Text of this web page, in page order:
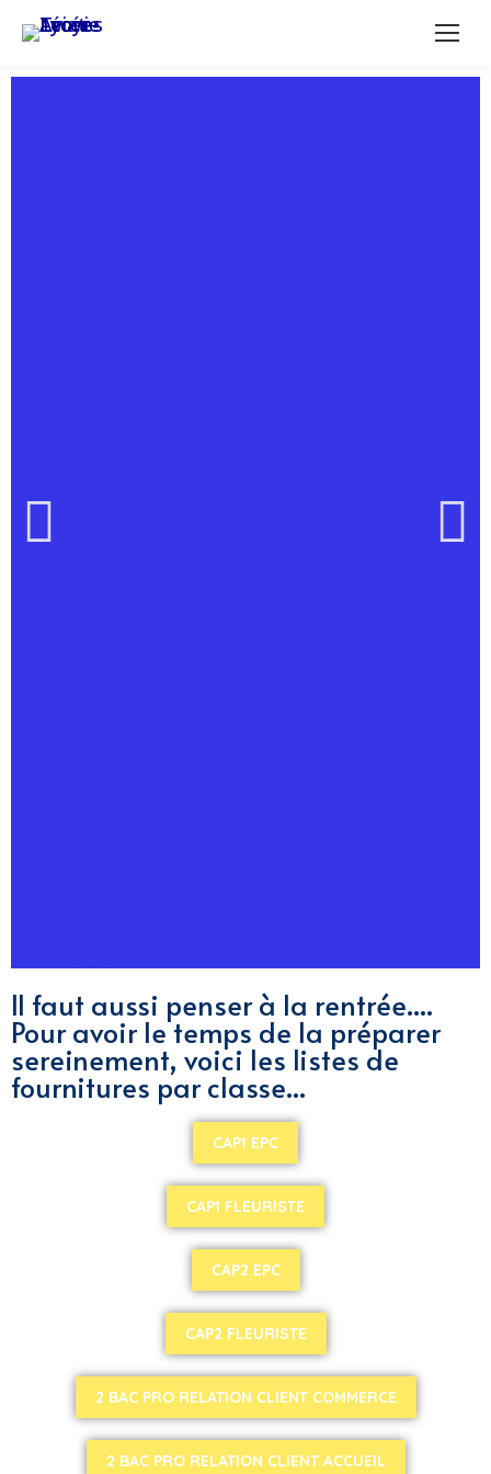
Félicitations aux
élèves et aux
enseignants
Belle réussite pour nos élèves
Bac Pro Métiers du Commerce : 100% de
réussite - 3 Mentions BIEN - 6 Mentions
ASSEZ BIEN
Bac Pro Métiers de l'Accueil : 82% de
réussite -3 Mentions BIEN - 3 Mentions
ASSEZ BIEN
Bac Pro AGORA : 100% de réussite : 1
Il faut aussi penser à la rentrée....
Pour avoir le temps de la préparer
sereinement, voici les listes de
fournitures par classe...
CAP1 EPC
CAP1 FLEURISTE
CAP2 EPC
CAP2 FLEURISTE
2 BAC PRO RELATION CLIENT COMMERCE
2 BAC PRO RELATION CLIENT ACCUEIL